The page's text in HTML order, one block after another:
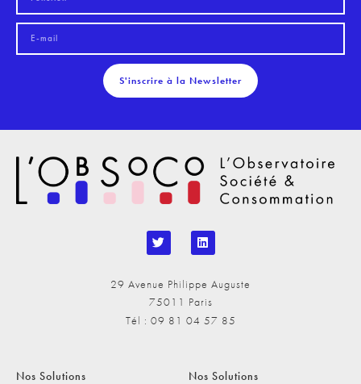
S'inscrire à la Newsletter
29 Avenue Philippe Auguste
75011 Paris
Tél : 09 81 04 57 85
Nos Solutions Nos Solutions